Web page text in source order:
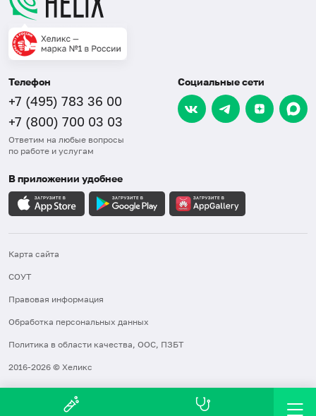
Телефон
+7 (495) 783 36 00
+7 (800) 700 03 03
Ответим на любые вопросы
по работе и услугам
Социальные сети
В приложении удобнее
Карта сайта
СОУТ
Правовая информация
Обработка персональных данных
Политика в области качества, ООС, ПЗБТ
2016-2026 © Хеликс